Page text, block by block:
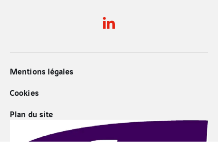
Mentions légales
Cookies
Plan du site